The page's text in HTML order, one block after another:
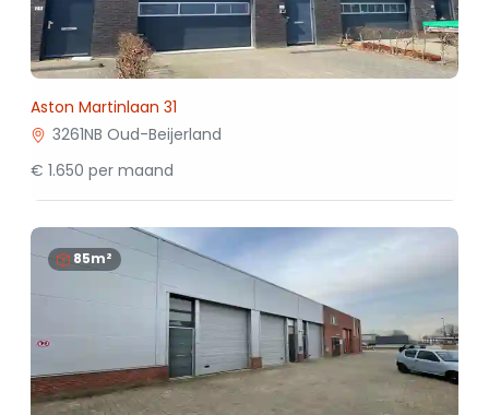
Aston Martinlaan 31
3261NB Oud-Beijerland
€ 1.650 per maand
85m²